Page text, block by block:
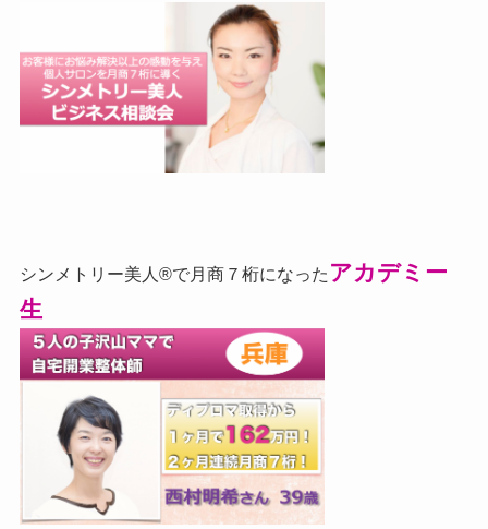
シンメトリー美人®で月商７桁になった アカデミー
生